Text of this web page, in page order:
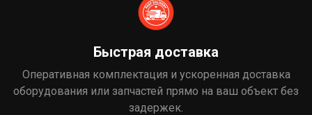
Быстрая доставка
Оперативная комплектация и ускоренная доставка
оборудования или запчастей прямо на ваш объект без
задержек.